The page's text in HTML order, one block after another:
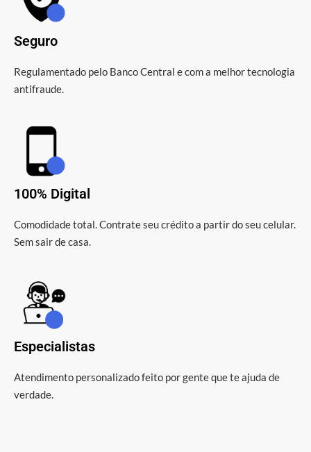
Seguro
Regulamentado pelo Banco Central e com a melhor tecnologia
antifraude.
100% Digital
Comodidade total. Contrate seu crédito a partir do seu celular.
Sem sair de casa.
Especialistas
Atendimento personalizado feito por gente que te ajuda de
verdade.